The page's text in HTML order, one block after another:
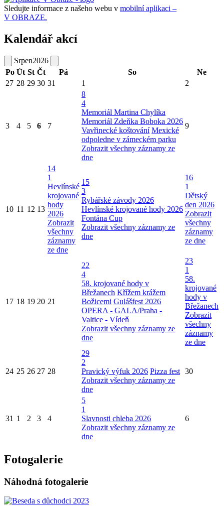
Sledujte informace z našeho webu v mobilní aplikaci –
V OBRAZE.
Kalendář akcí
Srpen2026
Po Út St Čt Pá So
Ne
27 28 29 30 31 1 2
3 4 5 6 7
8
4
Memoriál Martina Chylíka
Memoriál Zdeňka Boboka 2026
Vavřinecké koštování Mexické
odpoledne v zámeckém parku
Zobrazit všechny záznamy ze
dne
9
10 11 12 13
14
1
Hevlínské
krojované
hody
2026
Zobrazit
všechny
záznamy
ze dne
15
3
Rybářské závody 2026
Hevlínské krojované hody 2026
Fontána Cup
Zobrazit všechny záznamy ze
dne
16
1
Dětský
den 2026
Zobrazit
všechny
záznamy
ze dne
17 18 19 20 21
22
4
58. krojované hody v
Břežanech Křížem krážem
Božicemi Gulášfest 2026
OPERA - GALA/Praha -
Valtice - Vídeň
Zobrazit všechny záznamy ze
dne
23
1
58.
krojované
hody v
Břežanech
Zobrazit
všechny
záznamy
ze dne
24 25 26 27 28
29
2
Pravický výfuk 2026 Pizza fest
Zobrazit všechny záznamy ze
dne
30
31 1 2 3 4
5
1
Slavnosti chleba 2026
Zobrazit všechny záznamy ze
dne
6
Fotogalerie
Náhodná fotogalerie